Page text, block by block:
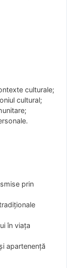
culturale;
cultural;
prin
în viața
apartenență